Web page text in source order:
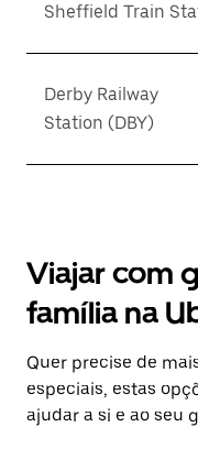
Sheffield Train
Derby Railway
Station (DBY)
Viajar com
família na
Quer precise de
especiais, estas
ajudar a si e ao seu